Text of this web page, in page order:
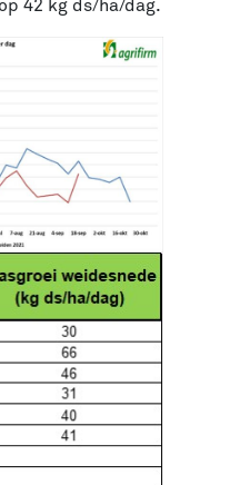
42 kg ds/ha/dag.